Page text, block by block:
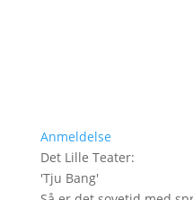
Anmeldelse
Det Lille Teater:
'Tju Bang'